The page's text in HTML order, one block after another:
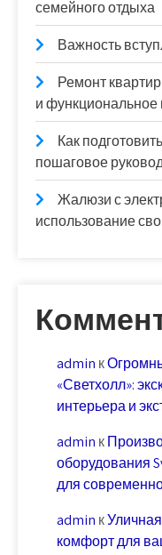
семейного отдыха
Важность
Ремонт
и функциональное
Как
пошаговое
Жалюзи с
использование
admin к
«Светхолл»:
интерьера и
admin к
оборудования
для
admin к
комфорт для